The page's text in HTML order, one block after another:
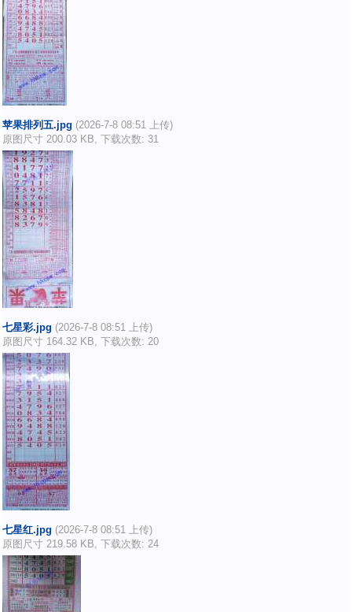
苹果排列五.jpg (2026-7-8 08:51 上传)
原图尺寸 200.03 KB, 下载次数: 31
七星彩.jpg (2026-7-8 08:51 上传)
原图尺寸 164.32 KB, 下载次数: 20
七星红.jpg (2026-7-8 08:51 上传)
原图尺寸 219.58 KB, 下载次数: 24